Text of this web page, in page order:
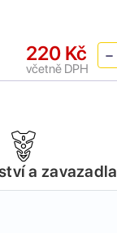
220 Kč
včetně DPH
a zavazadla